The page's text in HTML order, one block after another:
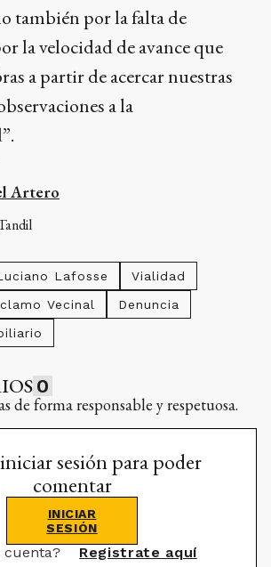
también por la falta de
la velocidad de avance que
a partir de acercar nuestras
a la
Artero
Lafosse
Vialidad
Vecinal
Denuncia
0
de forma responsable y respetuosa.
sesión para poder
comentar
INICIAR
SESIÓN
cuenta? Registrate aquí